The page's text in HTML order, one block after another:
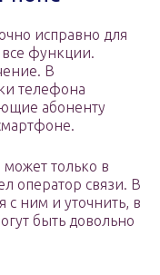
исправно для
все функции.
В
телефона
абоненту
может только в
оператор связи. В
с ним и уточнить, в
быть довольно